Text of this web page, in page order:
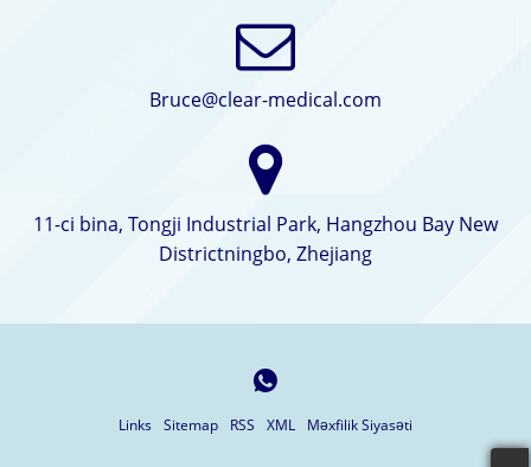
Bruce@clear-medical.com
11-ci bina, Tongji Industrial Park, Hangzhou Bay New
Districtningbo, Zhejiang
Links Sitemap RSS XML Məxfilik Siyasəti